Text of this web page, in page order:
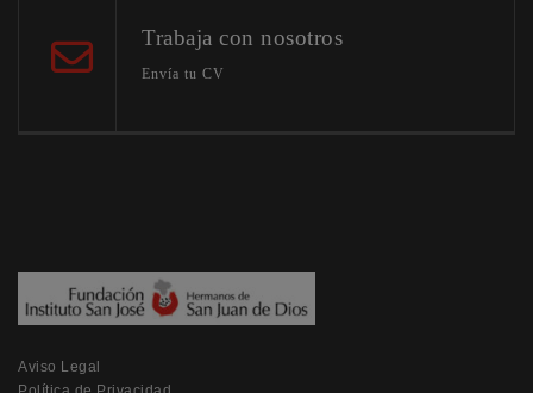
Trabaja con nosotros
Envía tu CV
Aviso Legal